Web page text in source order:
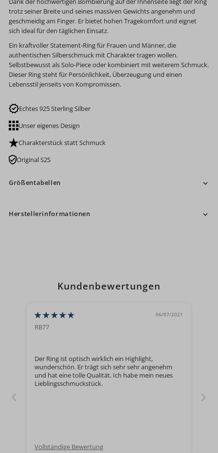
trotz seiner Breite und seines massiven Gewichts angenehm und
geschmeidig am Finger. Er bietet hohen Tragekomfort und eignet
sich ideal für den täglichen Einsatz.
Ein kraftvoller Statement-Ring für Frauen und Männer, die
authentischen Silberschmuck mit Charakter tragen wollen.
Selbstbewusst als Solo-Piece oder kombiniert mit weiterem Schmuck.
Dieser Ring steht für Persönlichkeit, Überzeugung und einen
Lebensstil jenseits von Kompromissen.
Echtes 925 Sterling Silber
Unser eigenes Design
Charakterstück statt Schmuck
Original S2S
Größentabellen
Herstellerinformationen
Kundenbewertungen
06/07/2021
RB77
Der Ring ist optisch wirklich ein Highlight,
wunderschön. Er trägt sich sehr sehr angenehm
und hat eine tolle Qualität. Ich habe mein neues
Lieblingsschmuckstück.
Vollständige Bewertung